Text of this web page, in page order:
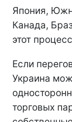
Япония,
Канада,
этот
Если
Украина
торговых